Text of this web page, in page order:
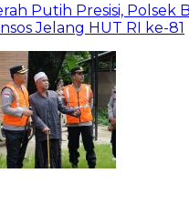
Putih Presisi, Polsek
Jelang HUT RI ke-81